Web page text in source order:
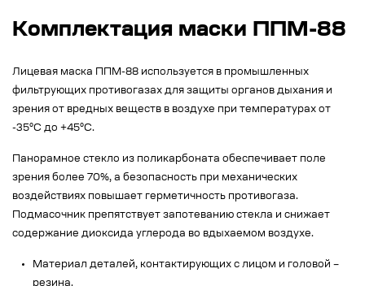
Комплектация маски ППМ-88
Лицевая маска ППМ-88 используется в промышленных
фильтрующих противогазах для защиты органов дыхания и
зрения от вредных веществ в воздухе при температурах от
-35°C до +45°C.
Панорамное стекло из поликарбоната обеспечивает поле
зрения более 70%, а безопасность при механических
воздействиях повышает герметичность противогаза.
Подмасочник препятствует запотеванию стекла и снижает
содержание диоксида углерода во вдыхаемом воздухе.
Материал деталей, контактирующих с лицом и головой –
резина.